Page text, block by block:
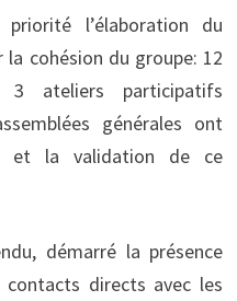
l’élaboration du
cohésion du groupe: 12
3 ateliers participatifs
générales ont
et la validation de ce
démarré la présence
directs avec les